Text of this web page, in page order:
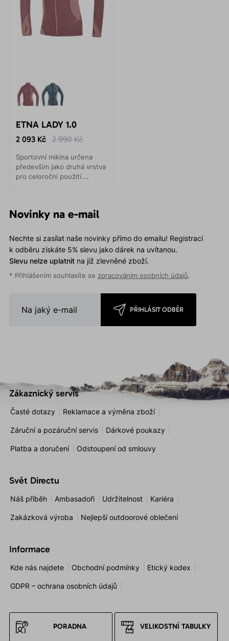
ETNA LADY 1.0
2 093 Kč 2 990 Kč
Sportovní mikina určena
především jako druhá vrstva
pro celoroční použití.
Novinky na e-mail
Nechte si zasílat naše novinky přímo do emailu! Registrací
k odběru získáte 5% slevu jako dárek na uvítanou.
Slevu nelze uplatnitna již zlevněné zboží.
* Přihlášením souhlasíte se zpracováním osobních údajů.
PŘIHLÁSIT ODBĚR
Zákaznický servis
Časté dotazy Reklamace a výměna zboží
Záruční a pozáruční servis Dárkové poukazy
Platba a doručení Odstoupení od smlouvy
Svět Directu
Náš příběh Ambasadoři Udržitelnost Kariéra
Zakázková výroba Nejlepší outdoorové oblečení
Informace
Kde nás najdete Obchodní podmínky Etický kodex
GDPR – ochrana osobních údajů
PORADNA VELIKOSTNÍ TABULKY